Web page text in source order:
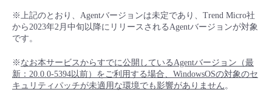
※上記のとおり、Agentバージョンは未定であり、Trend Micro社
から2023年2月中旬以降にリリースされるAgentバージョンが対象
です。
※ なお本サービスからすでに公開しているAgentバージョン（最
新：20.0.0-5394以前）をご利用する場合、WindowsOSの対象のセ
キュリティパッチが未適用な環境でも影響がありません。